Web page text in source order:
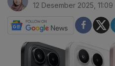
12 Desember 2025, 11:09